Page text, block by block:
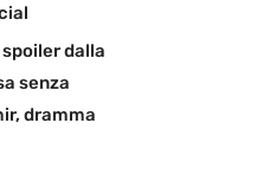
dalla
senza
dramma